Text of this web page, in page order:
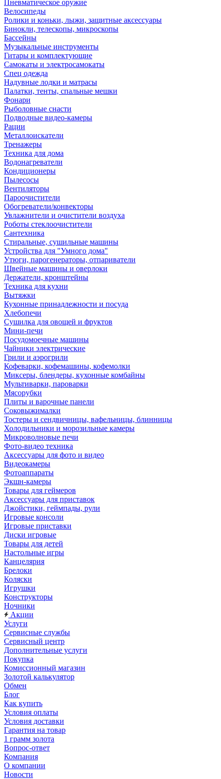
Пневматическое оружие
Велосипеды
Ролики и коньки, лыжи, защитные аксессуары
Бинокли, телескопы, микроскопы
Бассейны
Музыкальные инструменты
Гитары и комплектующие
Самокаты и электросамокаты
Спец одежда
Надувные лодки и матрасы
Палатки, тенты, спальные мешки
Фонари
Рыболовные снасти
Подводные видео-камеры
Рации
Металлоискатели
Тренажеры
Техника для дома
Водонагреватели
Кондиционеры
Пылесосы
Вентиляторы
Пароочистители
Обогреватели/конвекторы
Увлажнители и очистители воздуха
Роботы стеклоочистители
Сантехника
Стиральные, сушильные машины
Устройства для "Умного дома"
Утюги, парогенераторы, отпариватели
Швейные машины и оверлоки
Держатели, кронштейны
Техника для кухни
Вытяжки
Кухонные принадлежности и посуда
Хлебопечи
Сушилка для овощей и фруктов
Мини-печи
Посудомоечные машины
Чайники электрические
Грили и аэрогрили
Кофеварки, кофемашины, кофемолки
Миксеры, блендеры, кухонные комбайны
Мультиварки, пароварки
Мясорубки
Плиты и варочные панели
Соковыжималки
Тостеры и сендвичницы, вафельницы, блинницы
Холодильники и морозильные камеры
Микроволновые печи
Фото-видео техника
Аксессуары для фото и видео
Видеокамеры
Фотоаппараты
Экшн-камеры
Товары для геймеров
Аксессуары для приставок
Джойстики, геймпады, рули
Игровые консоли
Игровые приставки
Диски игровые
Товары для детей
Настольные игры
Канцелярия
Брелоки
Коляски
Игрушки
Конструкторы
Ночники
Акции
Услуги
Сервисные службы
Сервисный центр
Дополнительные услуги
Покупка
Комиссионный магазин
Золотой калькулятор
Обмен
Блог
Как купить
Условия оплаты
Условия доставки
Гарантия на товар
1 грамм золота
Вопрос-ответ
Компания
О компании
Новости